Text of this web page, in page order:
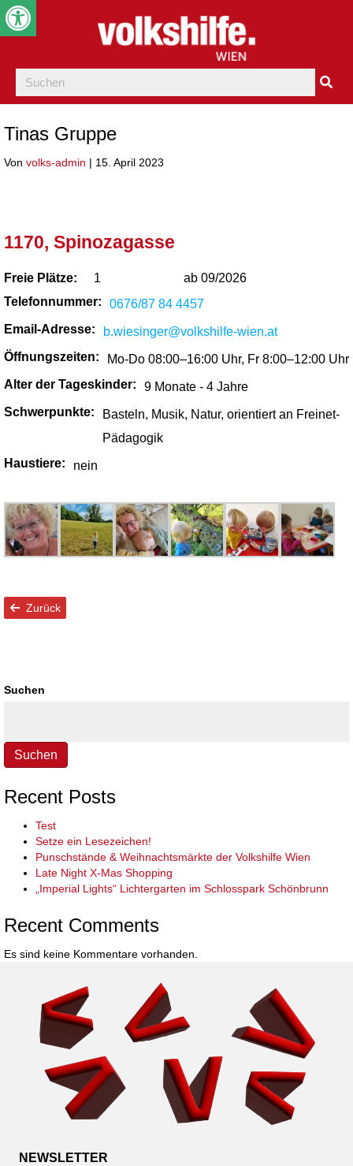
Tinas Gruppe
Von volks-admin | 15. April 2023
1170, Spinozagasse
Freie Plätze: 1
ab 09/2026
Telefonnummer:
0676/87 84 4457
Email-Adresse:
b.wiesinger@volkshilfe-wien.at
Öffnungszeiten:
Mo-Do 08:00–16:00 Uhr, Fr 8:00–12:00 Uhr
Alter der Tageskinder:
9 Monate ‑ 4 Jahre
Schwerpunkte:
Basteln, Musik, Natur, orientiert an Freinet-
Pädagogik
Haustiere:
nein
Zurück
Suchen
Suchen
Recent Posts
Test
Setze ein Lesezeichen!
Punschstände & Weihnachtsmärkte der Volkshilfe Wien
Late Night X-Mas Shopping
„Imperial Lights“ Lichtergarten im Schlosspark Schönbrunn
Recent Comments
Es sind keine Kommentare vorhanden.
NEWSLETTER